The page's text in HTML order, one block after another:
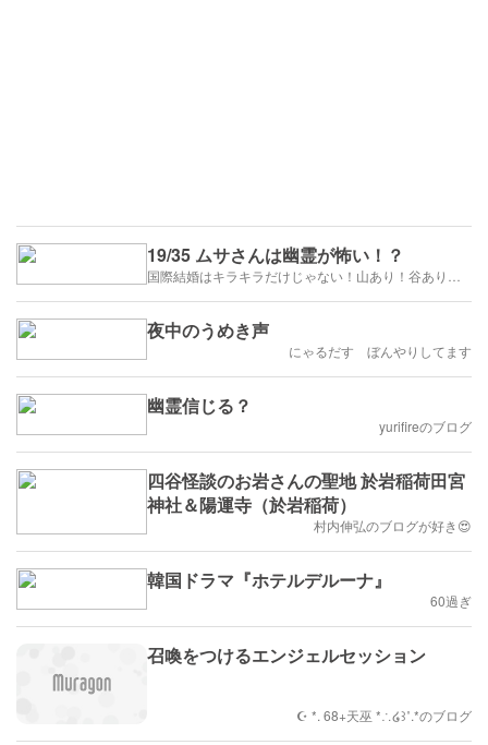
19/35 ムサさんは幽霊が怖い！？
夜中のうめき声
にゃるだす ぼんやりしてます
幽霊信じる？
yurifireのブログ
四谷怪談のお岩さんの聖地 於岩稲荷田宮
神社＆陽運寺（於岩稲荷）
村内伸弘のブログが好き😍
韓国ドラマ『ホテルデルーナ』
60過ぎ
召喚をつけるエンジェルセッション
☪︎ *. 68+天巫 *∴໒꒱˚.*のブログ